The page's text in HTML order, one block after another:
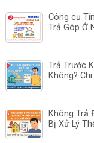
Công cụ
Trả Góp Ở
Trả Trước
Không?
Không Trả
Bị Xử Lý